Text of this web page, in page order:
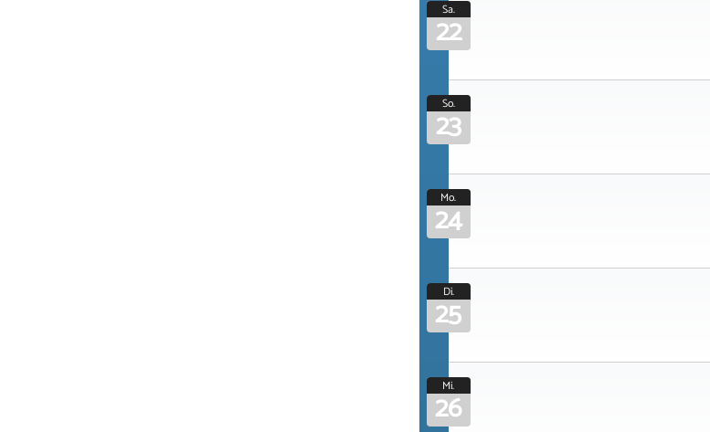
Sa.
22
So.
23
Mo.
24
Di.
25
Mi.
26